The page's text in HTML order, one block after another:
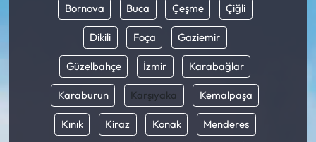
Bornova Buca Çeşme Çiğli
Dikili Foça Gaziemir
Güzelbahçe İzmir Karabağlar
Karaburun Karşıyaka Kemalpaşa
Kınık Kiraz Konak Menderes